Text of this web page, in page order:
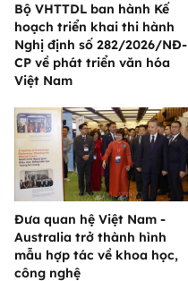
Bộ VHTTDL ban hành Kế
hoạch triển khai thi hành
Nghị định số 282/2026/NĐ-
CP về phát triển văn hóa
Việt Nam
Đưa quan hệ Việt Nam -
Australia trở thành hình
mẫu hợp tác về khoa học,
công nghệ